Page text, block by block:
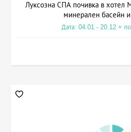
Луксозна СПА почивка в хотел
минерален басейн
Дата: 04.01 - 20.12 +